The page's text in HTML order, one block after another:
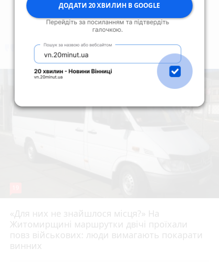
Найчастішекоментують
«Для них не знайшлося місця?» На
Житомирщині маршрутки двічі проїхали
повз військових: люди вимагають покарати
винних
17 липня 2026 р.
ДОДАТИ 20 ХВИЛИН В GOOGLE